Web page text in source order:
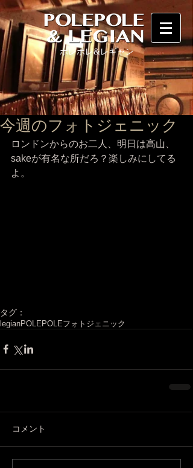
ポレポレ&レギャン
今週のフォトジェニック
ロンドンからのお二人、明日は高山、
sakeが有名な所だろ？楽しみにしてる
よ。
タグ：
legianPOLEPOLEフォトジェニック
コメント